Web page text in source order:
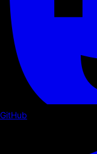
GitHub